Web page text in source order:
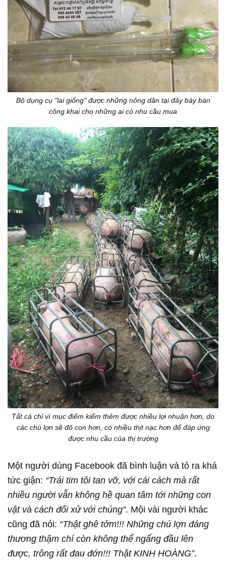
Bộ dụng cụ "lai giống" được những nông dân tại đây bày bán
công khai cho những ai có nhu cầu mua
Tất cả chỉ vì mục điếm kiếm thêm được nhiều lợi nhuận hơn, do
các chú lợn sẽ đô con hơn, có nhiều thịt nạc hơn để đáp ứng
được nhu cầu của thị trường
Một người dùng Facebook đã bình luận và tỏ ra khá
tức giận: “Trái tim tôi tan vỡ, với cái cách mà rất
nhiều người vẫn không hề quan tâm tới những con
vật và cách đối xử với chúng”. Mội vài người khác
cũng đã nói: “Thật ghê tởm!!! Những chú lợn đáng
thương thậm chí còn không thể ngẩng đầu lên
được, trông rất đau đớn!!! Thật KINH HOÀNG”.